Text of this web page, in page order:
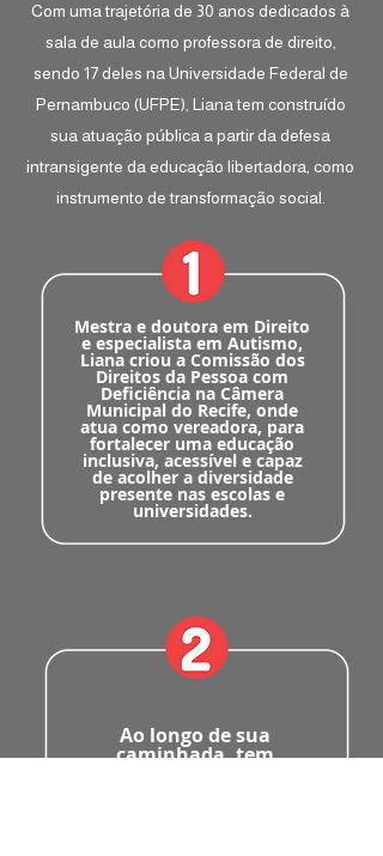
Com uma trajetória de 30 anos dedicados à
sala de aula como professora de direito,
sendo 17 deles na Universidade Federal de
Pernambuco (UFPE), Liana tem construído
sua atuação pública a partir da defesa
intransigente da educação libertadora, como
instrumento de transformação social.
Mestra e doutora em Direito
e especialista em Autismo,
Liana criou a Comissão dos
Direitos da Pessoa com
Deficiência na Câmera
Municipal do Recife, onde
atua como vereadora, para
fortalecer uma educação
inclusiva, acessível e capaz
de acolher a diversidade
presente nas escolas e
universidades.
Ao longo de sua
caminhada, tem